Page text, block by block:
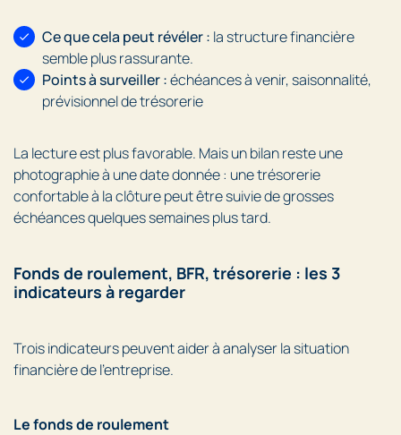
Ce que cela peut révéler : la structure financière
semble plus rassurante.
Points à surveiller :échéances à venir, saisonnalité,
prévisionnel de trésorerie
La lecture est plus favorable. Mais un bilan reste une
photographie à une date donnée : une trésorerie
confortable à la clôture peut être suivie de grosses
échéances quelques semaines plus tard.
Fonds de roulement, BFR, trésorerie : les 3
indicateurs à regarder
Trois indicateurs peuvent aider à analyser la situation
financière de l’entreprise.
Le fonds de roulement